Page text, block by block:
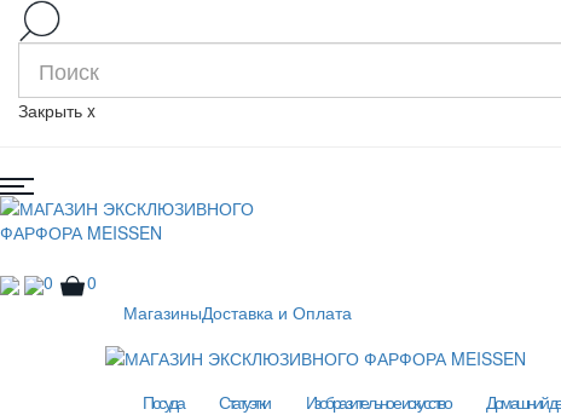
Закрыть x
0
0
МагазиныДоставка и Оплата
Посуда Статуэтки Изобразительное искусство Домашний